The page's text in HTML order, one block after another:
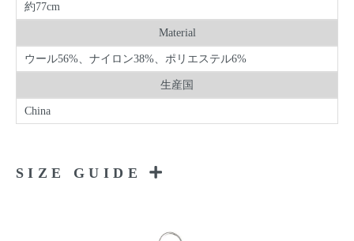
約77cm
Material
ウール56%、ナイロン38%、ポリエステル6%
生産国
China
SIZE GUIDE